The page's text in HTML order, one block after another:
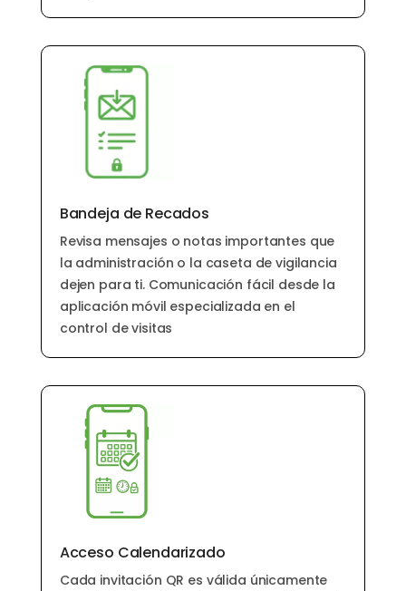
Bandeja de Recados
Revisa mensajes o notas importantes que
la administración o la caseta de vigilancia
dejen para ti. Comunicación fácil desde la
aplicación móvil especializada en el
control de visitas
Acceso Calendarizado
Cada invitación QR es válida únicamente